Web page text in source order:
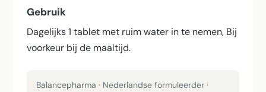
Gebruik
Dagelijks 1 tablet met ruim water in te nemen, Bij
voorkeur bij de maaltijd.
Balancepharma · Nederlandse formuleerder ·